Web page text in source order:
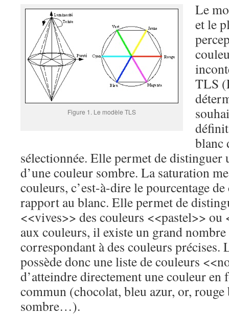
Figure 1. Le modèle TLS
Le
et le
TLS
blanc
sélectionnée. Elle permet de distinguer
d’une couleur sombre. La saturation
couleurs, c’est-à-dire le pourcentage
rapport au blanc. Elle permet de
<<vives>> des couleurs <<pastel>> ou
aux couleurs, il existe un grand nombre
correspondant à des couleurs précises.
possède donc une liste de couleurs
d’atteindre directement une couleur en
commun (chocolat, bleu azur, or,
sombre…).